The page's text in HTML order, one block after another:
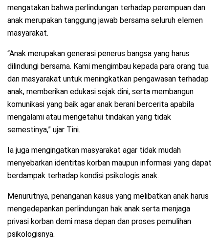
mengatakan bahwa perlindungan terhadap perempuan dan
anak merupakan tanggung jawab bersama seluruh elemen
masyarakat.
“Anak merupakan generasi penerus bangsa yang harus
dilindungi bersama. Kami mengimbau kepada para orang tua
dan masyarakat untuk meningkatkan pengawasan terhadap
anak, memberikan edukasi sejak dini, serta membangun
komunikasi yang baik agar anak berani bercerita apabila
mengalami atau mengetahui tindakan yang tidak
semestinya,” ujar Tini.
Ia juga mengingatkan masyarakat agar tidak mudah
menyebarkan identitas korban maupun informasi yang dapat
berdampak terhadap kondisi psikologis anak.
Menurutnya, penanganan kasus yang melibatkan anak harus
mengedepankan perlindungan hak anak serta menjaga
privasi korban demi masa depan dan proses pemulihan
psikologisnya.